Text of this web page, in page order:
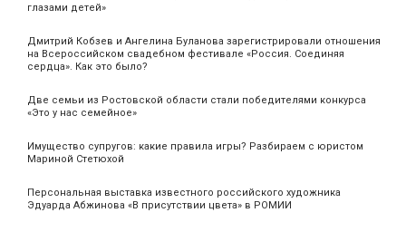
глазами детей»
Дмитрий Кобзев и Ангелина Буланова зарегистрировали отношения
на Всероссийском свадебном фестивале «Россия. Соединяя
сердца». Как это было?
Две семьи из Ростовской области стали победителями конкурса
«Это у нас семейное»
Имущество супругов: какие правила игры? Разбираем с юристом
Мариной Стетюхой
Персональная выставка известного российского художника
Эдуарда Абжинова «В присутствии цвета» в РОМИИ